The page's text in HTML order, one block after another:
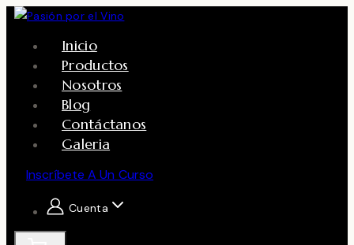
Skip
content
Inicio
Productos
Nosotros
Blog
Contáctanos
Galeria
Inscríbete A Un Curso
Cuenta